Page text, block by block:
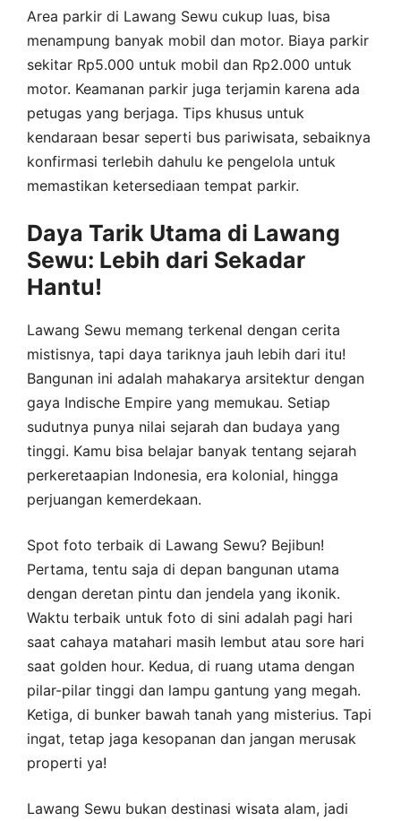
Area parkir di Lawang Sewu cukup luas, bisa
menampung banyak mobil dan motor. Biaya parkir
sekitar Rp5.000 untuk mobil dan Rp2.000 untuk
motor. Keamanan parkir juga terjamin karena ada
petugas yang berjaga. Tips khusus untuk
kendaraan besar seperti bus pariwisata, sebaiknya
konfirmasi terlebih dahulu ke pengelola untuk
memastikan ketersediaan tempat parkir.
Daya Tarik Utama di Lawang
Sewu: Lebih dari Sekadar
Hantu!
Lawang Sewu memang terkenal dengan cerita
mistisnya, tapi daya tariknya jauh lebih dari itu!
Bangunan ini adalah mahakarya arsitektur dengan
gaya Indische Empire yang memukau. Setiap
sudutnya punya nilai sejarah dan budaya yang
tinggi. Kamu bisa belajar banyak tentang sejarah
perkeretaapian Indonesia, era kolonial, hingga
perjuangan kemerdekaan.
Spot foto terbaik di Lawang Sewu? Bejibun!
Pertama, tentu saja di depan bangunan utama
dengan deretan pintu dan jendela yang ikonik.
Waktu terbaik untuk foto di sini adalah pagi hari
saat cahaya matahari masih lembut atau sore hari
saat golden hour. Kedua, di ruang utama dengan
pilar-pilar tinggi dan lampu gantung yang megah.
Ketiga, di bunker bawah tanah yang misterius. Tapi
ingat, tetap jaga kesopanan dan jangan merusak
properti ya!
Lawang Sewu bukan destinasi wisata alam, jadi